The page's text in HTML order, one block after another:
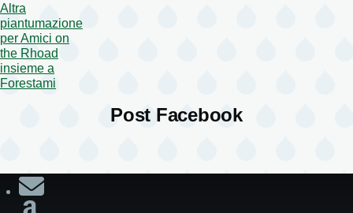
Altra
piantumazione
per Amici on
the Rhoad
insieme a
Forestami
Post Facebook